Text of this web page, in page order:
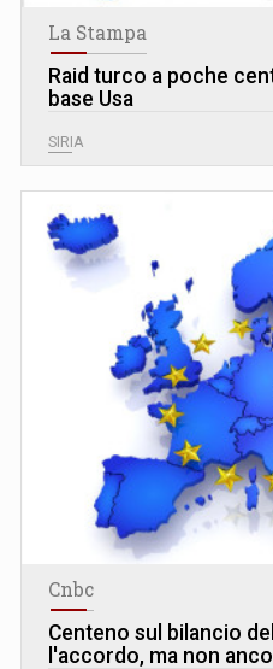
La Stampa
Raid turco a poche
base Usa
SIRIA
Cnbc
Centeno sul bilancio
l'accordo, ma non